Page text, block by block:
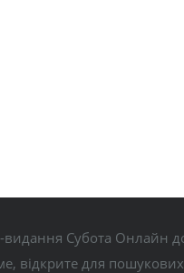
видання Субота
відкрите для